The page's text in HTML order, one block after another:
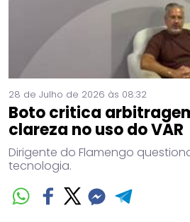
28 de Julho de 2026 às 08:32
Boto critica
clareza no uso do VAR
Dirigente do Flamengo
tecnologia.